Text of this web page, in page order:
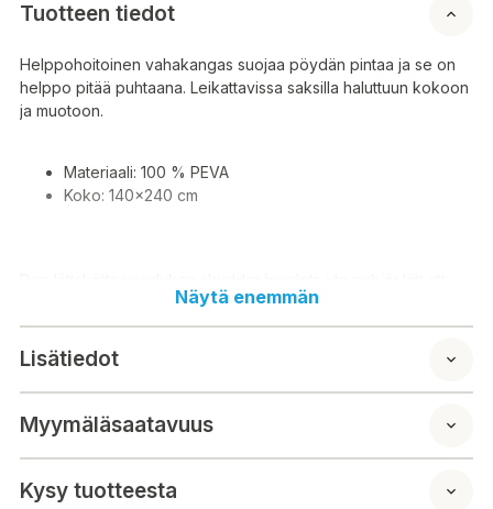
Tuotteen tiedot
Helppohoitoinen vahakangas suojaa pöydän pintaa ja se on
helppo pitää puhtaana. Leikattavissa saksilla haluttuun kokoon
ja muotoon.
Materiaali: 100 % PEVA
Koko: 140x240 cm
hålla ren. Kan klippas med sax till önskad storlek och form.
Material: 100% PEVA
Mått: 140x240 cm
Näytä enemmän
Lisätiedot
Myymäläsaatavuus
Kysy tuotteesta